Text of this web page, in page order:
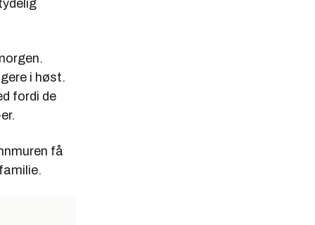
i høst.
fordi de
få